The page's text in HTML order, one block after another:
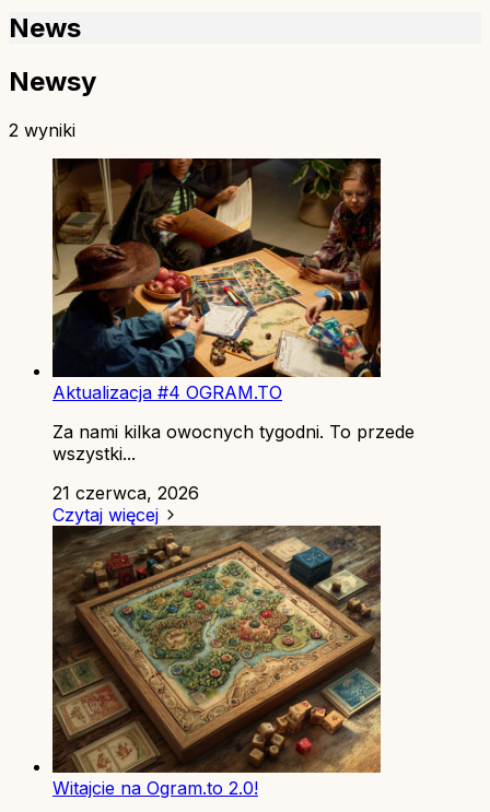
News
Newsy
2 wyniki
Aktualizacja #4 OGRAM.TO
Za nami kilka owocnych tygodni. To przede
wszystki...
21 czerwca, 2026
Czytaj więcej
Witajcie na Ogram.to 2.0!